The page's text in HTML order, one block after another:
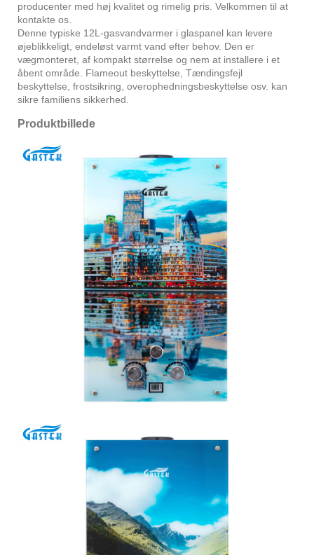
producenter med høj kvalitet og rimelig pris. Velkommen til at
kontakte os.
Denne typiske 12L-gasvandvarmer i glaspanel kan levere
øjeblikkeligt, endeløst varmt vand efter behov. Den er
vægmonteret, af kompakt størrelse og nem at installere i et
åbent område. Flameout beskyttelse, Tændingsfejl
beskyttelse, frostsikring, overophedningsbeskyttelse osv. kan
sikre familiens sikkerhed.
Produktbillede